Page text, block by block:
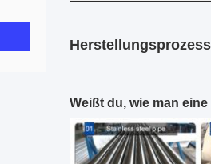
Weißt du, wie man